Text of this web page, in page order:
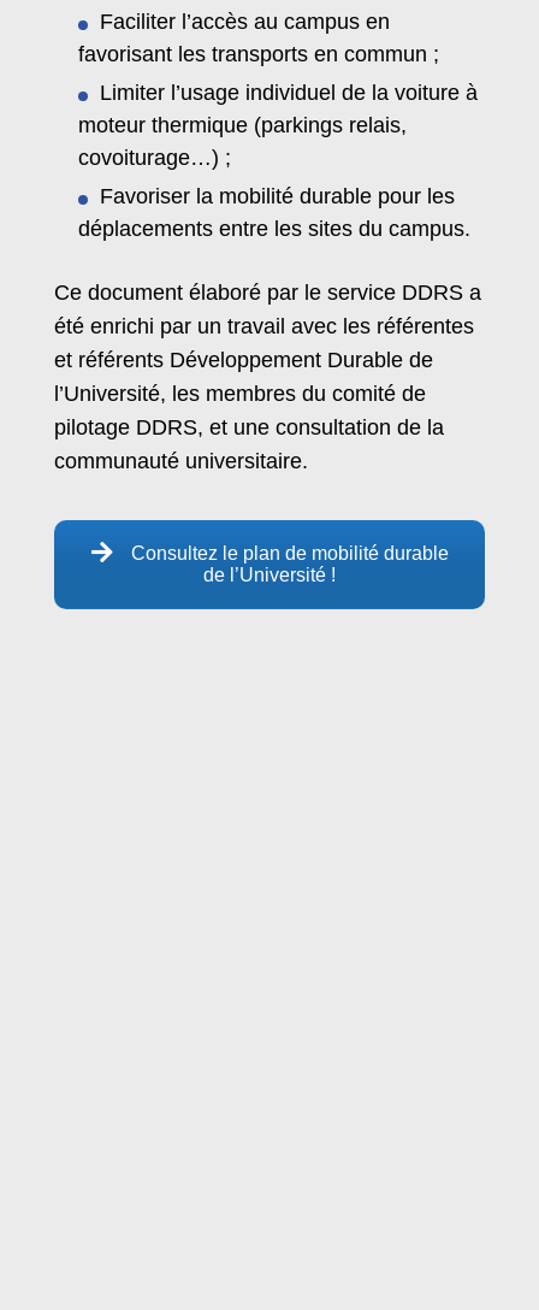
Faciliter l’accès au campus en
favorisant les transports en commun ;
Limiter l’usage individuel de la voiture à
moteur thermique (parkings relais,
covoiturage…) ;
Favoriser la mobilité durable pour les
déplacements entre les sites du campus.
Ce document élaboré par le service DDRS a
été enrichi par un travail avec les référentes
et référents Développement Durable de
l’Université, les membres du comité de
pilotage DDRS, et une consultation de la
communauté universitaire.
Consultez le plan de mobilité durable
de l’Université !